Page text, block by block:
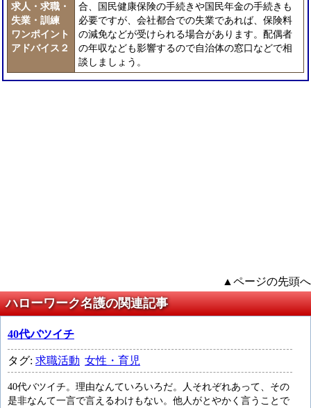
求人・求職・
失業・訓練
ワンポイント
アドバイス２
合、国民健康保険の手続きや国民年金の手続きも
必要ですが、会社都合での失業であれば、保険料
の減免などが受けられる場合があります。配偶者
の年収なども影響するので自治体の窓口などで相
談しましょう。
▲ページの先頭へ
ハローワーク名護の関連記事
40代バツイチ
タグ: 求職活動 女性・育児
40代バツイチ。理由なんていろいろだ。人それぞれあって、その
是非なんて一言で言えるわけもない。他人がとやかく言うことで